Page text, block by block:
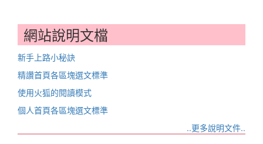
網站說明文檔
新手上路小秘訣
精讚首頁各區塊選文標準
使用火狐的閱讀模式
個人首頁各區塊選文標準
..更多說明文件..